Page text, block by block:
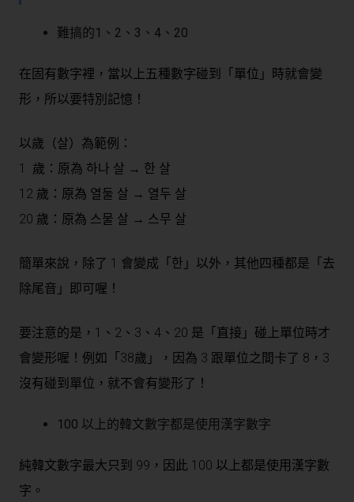
難搞的1、2、3、4、20
在固有數字裡，當以上五種數字碰到「單位」時就會變
形，所以要特別記憶！
以歲（살）為範例：
1 歲：原為 하나 살 → 한 살
12 歲：原為 열둘 살 → 열두 살
20 歲：原為 스물 살 → 스무 살
簡單來說，除了 1 會變成「한」以外，其他四種都是「去
除尾音」即可喔！
要注意的是，1、2、3、4、20 是「直接」碰上單位時才
會變形喔！例如「38歲」，因為 3 跟單位之間卡了 8，3
沒有碰到單位，就不會有變形了！
100 以上的韓文數字都是使用漢字數字
純韓文數字最大只到 99，因此 100 以上都是使用漢字數
字。